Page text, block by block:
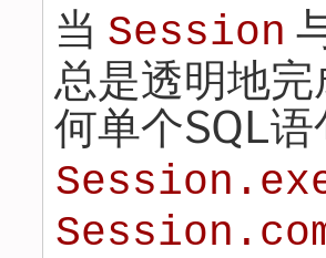
当 Session
总是透明地
何单个SQL